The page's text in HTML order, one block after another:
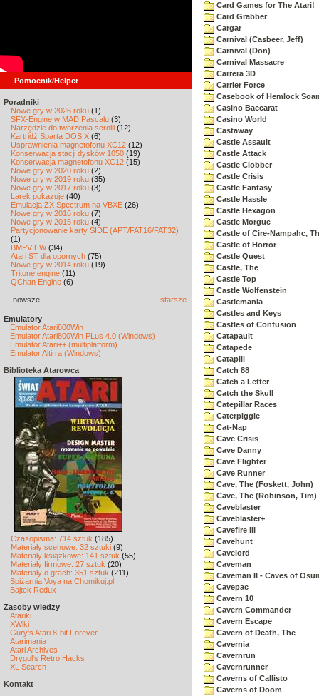
Pomocnik/Helper
Poradniki
Nowe gry w 2026 roku (1)
SFX-Engine w MAD Pascalu (3)
Narzędzie do tworzenia scrolli (12)
Kartridż Sparta DOS X (6)
Usprawnienia magnetofonu XC12 (12)
Konserwacja stacji dysków 1050 (19)
Konserwacja magnetofonu XC12 (15)
Nowe gry w 2020 roku (2)
Nowe gry w 2019 roku (35)
Nowe gry w 2017 roku (3)
Larek pokazuje (40)
Emulacja ZX Spectrum na VBXE (26)
Nowe gry w 2016 roku (7)
Nowe gry w 2015 roku (4)
Partycjonowanie karty SIDE (APT/FAT16/FAT32)
(1)
BMPVIEW(34)
Atari ST dla opornych (75)
Nowe gry w 2014 roku (19)
Tritone engine (11)
QChan Engine (6)
nowsze starsze
Emulatory
Emulator Atari800Win
Emulator Atari800Win PLus 4.0 (Windows)
Emulator Atari++ (multiplatform)
Emulator Altirra (Windows)
Biblioteka Atarowca
Czasopisma: 714 sztuk (185)
Materiały scenowe: 32 sztuki (9)
Materiały książkowe: 141 sztuk (55)
Materiały firmowe: 27 sztuk (20)
Materiały o grach: 351 sztuk (211)
Spiżarnia Voya na Chomikuj.pl
Bajtek Redux
Zasoby wiedzy
Atariki
XWiki
Gury's Atari 8-bit Forever
Atarimania
Atari Archives
Drygol's Retro Hacks
XL Search
Kontakt
Card Games for The Atari!
Card Grabber
Cargar
Carnival (Casbeer, Jeff)
Carnival (Don)
Carnival Massacre
Carrera 3D
Carrier Force
Casebook of Hemlock
Casino Baccarat
Casino World
Castaway
Castle Assault
Castle Attack
Castle Clobber
Castle Crisis
Castle Fantasy
Castle Hassle
Castle Hexagon
Castle Morgue
Castle of Cire-Nampahc,
Castle of Horror
Castle Quest
Castle, The
Castle Top
Castle Wolfenstein
Castlemania
Castles and Keys
Castles of Confusion
Catapault
Catapede
Catapill
Catch 88
Catch a Letter
Catch the Skull
Catepillar Races
Caterpiggle
Cat-Nap
Cave Crisis
Cave Danny
Cave Flighter
Cave Runner
Cave, The (Foskett, John)
Cave, The (Robinson, Tim)
Caveblaster
Caveblaster+
Cavefire III
Cavehunt
Cavelord
Caveman
Caveman II - Caves of
Cavepac
Cavern 10
Cavern Commander
Cavern Escape
Cavern of Death, The
Cavernia
Cavernrun
Cavernrunner
Caverns of Callisto
Caverns of Doom